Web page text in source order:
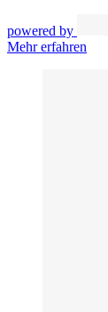
powered by
Mehr erfahren